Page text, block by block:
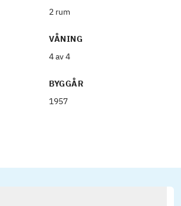
2 rum
VÅNING
4 av 4
BYGGÅR
1957